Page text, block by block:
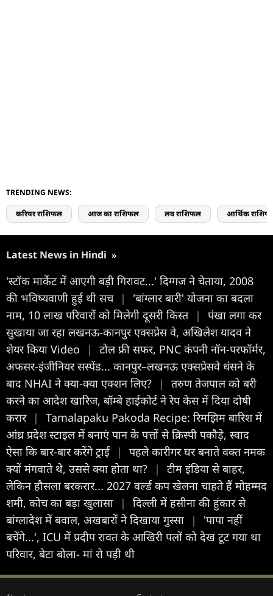
TRENDING NEWS:
करियर राशिफल आज का राशिफल लव राशिफल आर्थिक
Latest News in Hindi »
'स्‍टॉक मार्केट में आएगी बड़ी गिरावट...' दिग्‍गज ने चेताया, 2008
की भविष्यवाणी हुई थी सच |
'बांग्लार बारी' योजना का बदला
नाम, 10 लाख परिवारों को मिलेगी दूसरी किस्त |
पंखा लगा कर
सुखाया जा रहा लखनऊ-कानपुर एक्सप्रेस वे, अखिलेश यादव ने
शेयर किया Video
|
टोल फ्री सफर, PNC कंपनी नॉन-परफॉर्मर,
अफसर-इंजीनियर सस्पेंड... कानपुर–लखनऊ एक्सप्रेसवे धंसने के
बाद NHAI ने क्या-क्या एक्शन लिए?
|
तरुण तेजपाल को बरी
करने का आदेश खारिज, बॉम्बे हाईकोर्ट ने रेप केस में दिया दोषी
करार |
Tamalapaku Pakoda Recipe: रिमझिम बारिश में
आंध्र प्रदेश स्टाइल में बनाएं पान के पत्तों से क्रिस्पी पकौड़े, स्वाद
ऐसा कि बार-बार करेंगे ट्राई
|
पहले कारीगर घर बनाते वक्त नमक
क्यों मंगवाते थे, उससे क्या होता था?
|
टीम इंडिया से बाहर,
लेकिन हौसला बरकरार... 2027 वर्ल्ड कप खेलना चाहते हैं मोहम्मद
शमी, कोच का बड़ा खुलासा
|
दिल्ली में हसीना की हुंकार से
बांग्लादेश में बवाल, अखबारों ने दिखाया गुस्सा
|
'पापा नहीं
बचेंगे...', ICU में प्रदीप रावत के आखिरी पलों को देख टूट गया था
परिवार, बेटा बोला- मां रो पड़ी थी